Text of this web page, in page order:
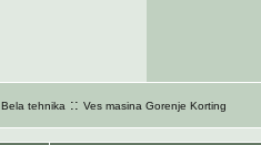
Bela tehnika :: Ves masina Gorenje Korting